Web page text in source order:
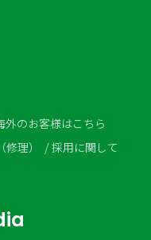
外のお客様はこちら
理）
採用に関して